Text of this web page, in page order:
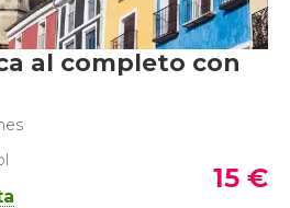
al completo con
15 €